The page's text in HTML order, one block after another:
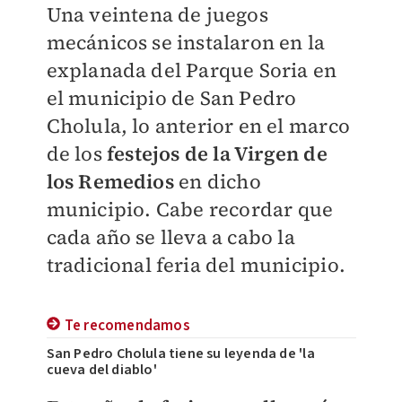
Una veintena de juegos
mecánicos se instalaron en la
explanada del Parque Soria en
el municipio de San Pedro
Cholula, lo anterior en el marco
de losfestejos de la Virgen de
los Remediosen dicho
municipio. Cabe recordar que
cada año se lleva a cabo la
tradicional feria del municipio.
Te recomendamos
San Pedro Cholula tiene su leyenda de 'la
cueva del diablo'